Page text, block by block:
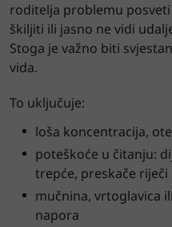
roditelja problemu
škiljiti ili jasno ne vidi
Stoga je važno biti
vida.
To uključuje:
loša koncentracija,
poteškoće u čitanju:
trepće, preskače riječi
mučnina, vrtoglavica
napora